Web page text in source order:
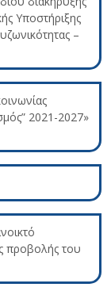
Υποστήριξης
–
2021-2027»
προβολής του